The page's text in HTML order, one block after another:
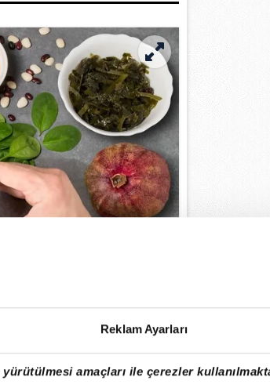
Reklam Ayarları
amaçları ile çerezler